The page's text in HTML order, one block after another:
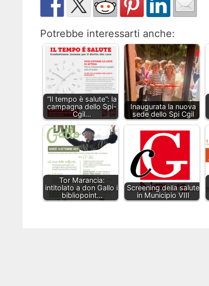
Potrebbe interessarti anche:
“Il tempo è salute”: la
campagna dello Spi-
Cgil…
Inaugurata la nuova
sede dello Spi Cgil
Tor Marancia:
intitolato a don Gallo il
bibliopoint…
Screening della salute
in Municipio VIII